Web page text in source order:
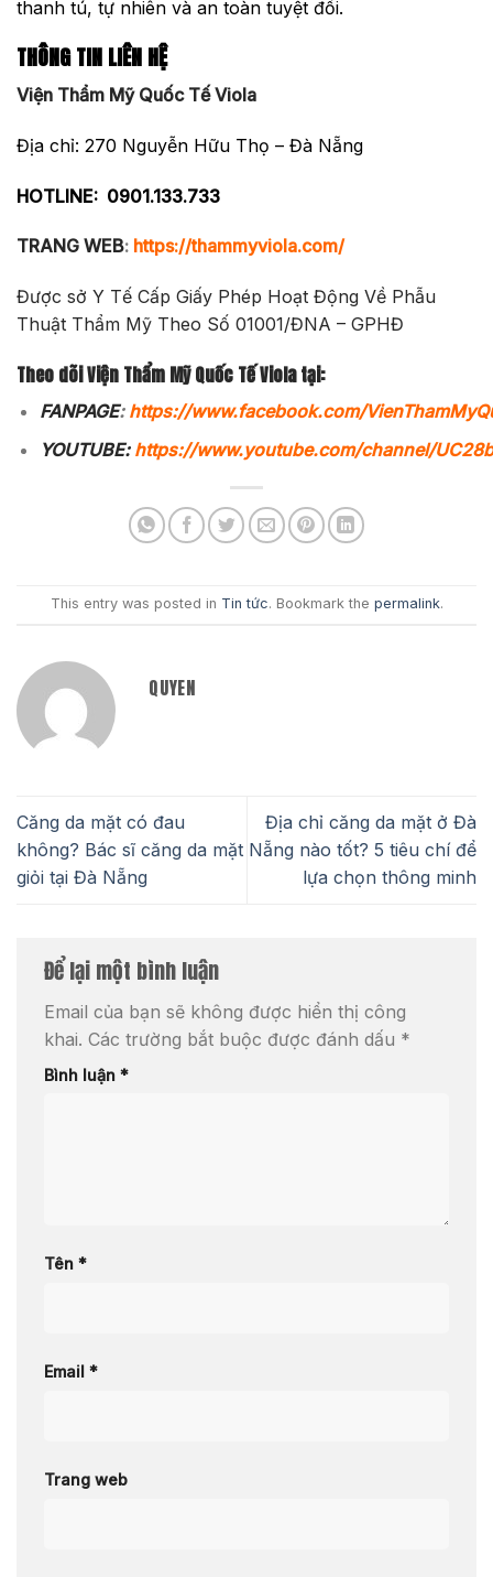
thanh tú, tự nhiên và an toàn tuyệt đối.
THÔNG TIN LIÊN HỆ
Viện Thẩm Mỹ Quốc Tế Viola
Địa chỉ: 270 Nguyễn Hữu Thọ – Đà Nẵng
HOTLINE: 0901.133.733
TRANG WEB: https://thammyviola.com/
Được sở Y Tế Cấp Giấy Phép Hoạt Động Về Phẫu
Thuật Thẩm Mỹ Theo Số 01001/ĐNA – GPHĐ
Theo dõi Viện Thẩm Mỹ Quốc Tế Viola tại:
FANPAGE: https://www.facebook.com/
YOUTUBE: https://www.youtube.com/channel/
This entry was posted in Tin tức. Bookmark the permalink.
QUYEN
Căng da mặt có đau
không? Bác sĩ căng da mặt
giỏi tại Đà Nẵng
Địa chỉ căng da mặt ở Đà
Nẵng nào tốt? 5 tiêu chí để
lựa chọn thông minh
Để lại một bình luận
Email của bạn sẽ không được hiển thị công
khai. Các trường bắt buộc được đánh dấu *
Bình luận *
Tên *
Email *
Trang web